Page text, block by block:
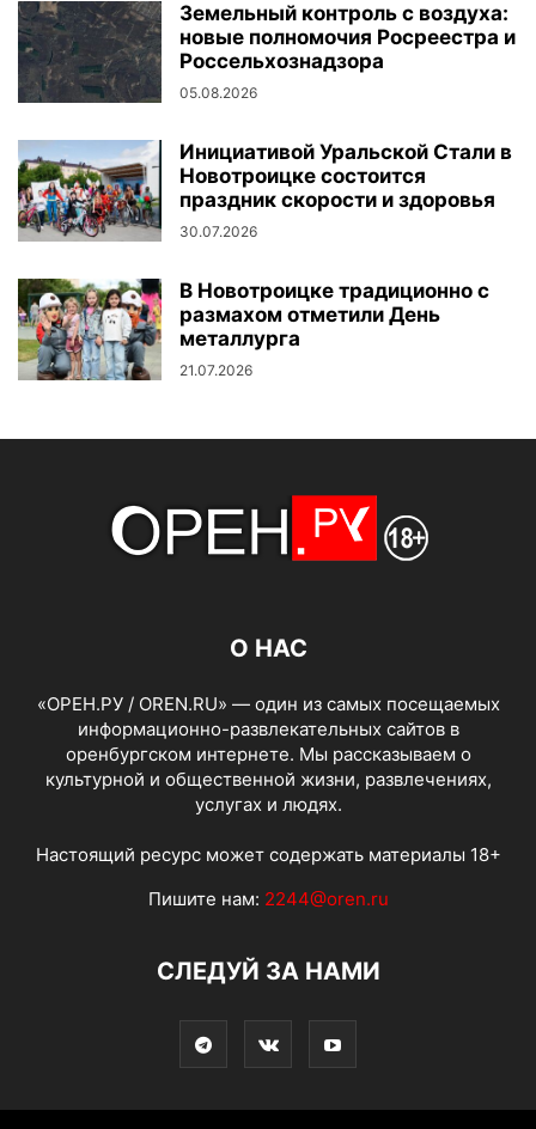
Земельный контроль с воздуха:
новые полномочия Росреестра и
Россельхознадзора
05.08.2026
Инициативой Уральской Стали в
Новотроицке состоится
праздник скорости и здоровья
30.07.2026
В Новотроицке традиционно с
размахом отметили День
металлурга
21.07.2026
О НАС
«ОРЕН.РУ / OREN.RU» — один из самых посещаемых
информационно-развлекательных сайтов в
оренбургском интернете. Мы рассказываем о
культурной и общественной жизни, развлечениях,
услугах и людях.
Настоящий ресурс может содержать материалы 18+
Пишите нам: 2244@oren.ru
СЛЕДУЙ ЗА НАМИ